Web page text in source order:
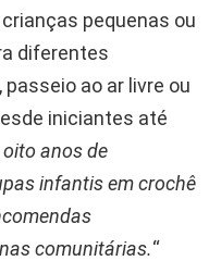
pequenas ou
diferentes
ao ar livre ou
iniciantes até
anos de
infantis em crochê
comunitárias.“